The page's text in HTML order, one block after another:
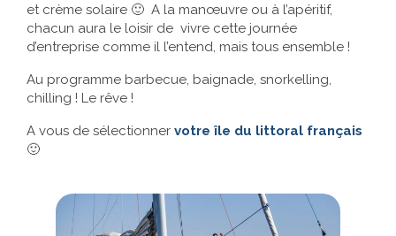
et crème solaire 🙂 A la manœuvre ou à l’apéritif,
chacun aura le loisir de vivre cette journée
d’entreprise comme il l’entend, mais tous ensemble !
Au programme barbecue, baignade, snorkelling,
chilling ! Le rêve !
A vous de sélectionner votre île du littoral français
🙂